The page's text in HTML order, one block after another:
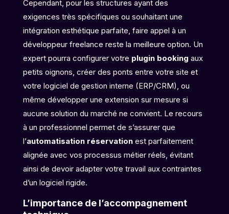
Cependant, pour les structures ayant des
exigences très spécifiques ou souhaitant une
intégration esthétique parfaite, faire appel à un
développeur freelance reste la meilleure option. Un
expert pourra configurer votre plugin booking aux
petits oignons, créer des ponts entre votre site et
votre logiciel de gestion interne (ERP/CRM), ou
même développer une extension sur mesure si
aucune solution du marché ne convient. Le recours
à un professionnel permet de s’assurer que
l’automatisation réservationest parfaitement
alignée avec vos processus métier réels, évitant
ainsi de devoir adapter votre travail aux contraintes
d’un logiciel rigide.
L’importance de l’accompagnement